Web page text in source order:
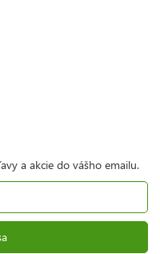
a akcie do vášho emailu.